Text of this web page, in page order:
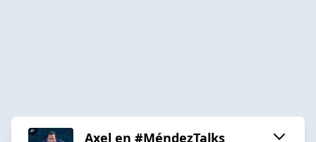
Axel en #MéndezTalks